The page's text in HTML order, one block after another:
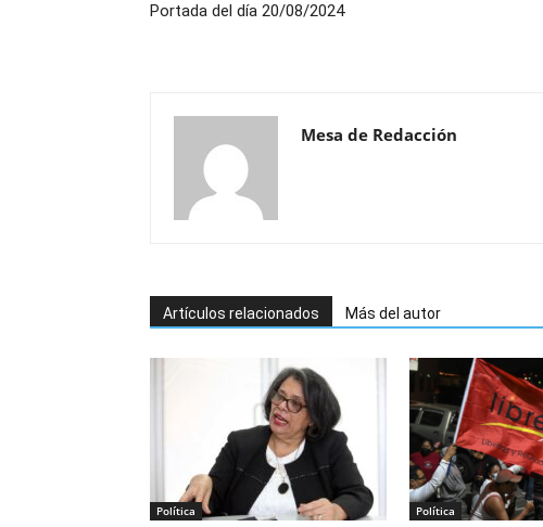
Portada del día 20/08/2024
Mesa de Redacción
Artículos relacionados Más del autor
Política Política